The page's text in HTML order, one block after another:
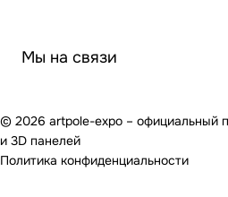
Мы на связи
© 2026 artpole-expo – официальный
и 3D панелей
Политика конфиденциальности